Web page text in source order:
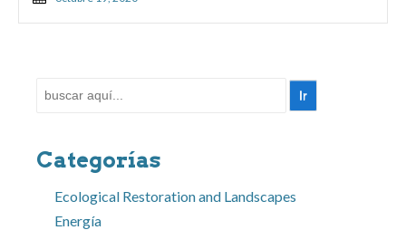
Buscar
Categorías
Ecological Restoration and Landscapes
Energía